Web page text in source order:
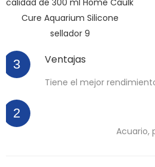
3 Ventajas
Tiene el mejor
2
Acuario,